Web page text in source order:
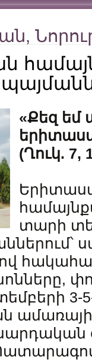
,
«Քեզ եմ
(Ղուկ. 7,
տարի
3-